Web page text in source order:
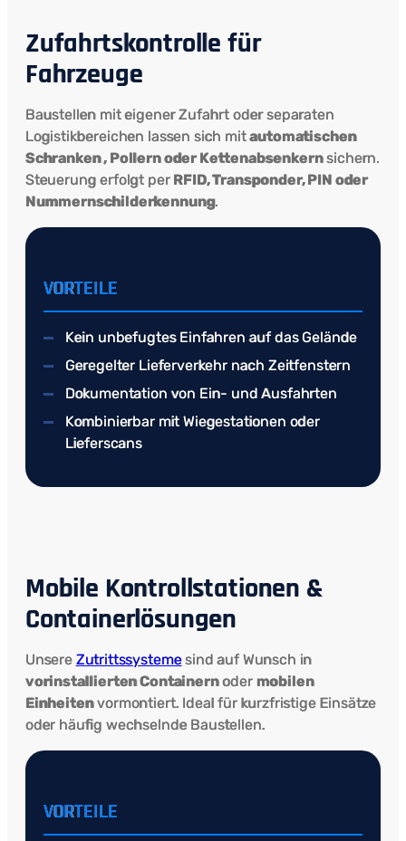
Zufahrtskontrolle für
Fahrzeuge
Baustellen mit eigener Zufahrt oder separaten
Logistikbereichen lassen sich mitautomatischen
Schranken , Pollern oder Kettenabsenkernsichern.
Steuerung erfolgt per RFID, Transponder, PIN oder
Nummernschilderkennung.
VORTEILE
Kein unbefugtes Einfahren auf das Gelände
Geregelter Lieferverkehr nach Zeitfenstern
Dokumentation von Ein- und Ausfahrten
Kombinierbar mit Wiegestationen oder
Lieferscans
Mobile Kontrollstationen &
Containerlösungen
Unsere Zutrittssystemesind auf Wunsch in
vorinstallierten Containernoder mobilen
Einheitenvormontiert. Ideal für kurzfristige Einsätze
oder häufig wechselnde Baustellen.
VORTEILE